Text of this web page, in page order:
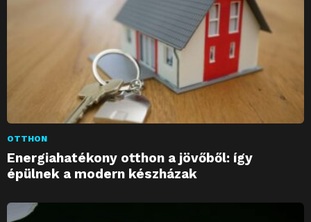
OTTHON
Energiahatékony otthon a jövőből: így
épülnek a modern készházak